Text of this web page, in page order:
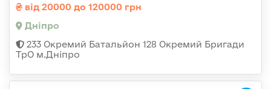
від 20000 до 120000 грн
Дніпро
233 Окремий Батальйон 128 Окремий Бригади
ТрО м.Дніпро